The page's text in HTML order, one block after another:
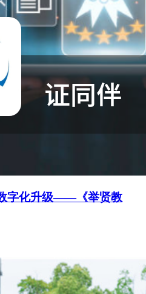
字化升级——《举贤教